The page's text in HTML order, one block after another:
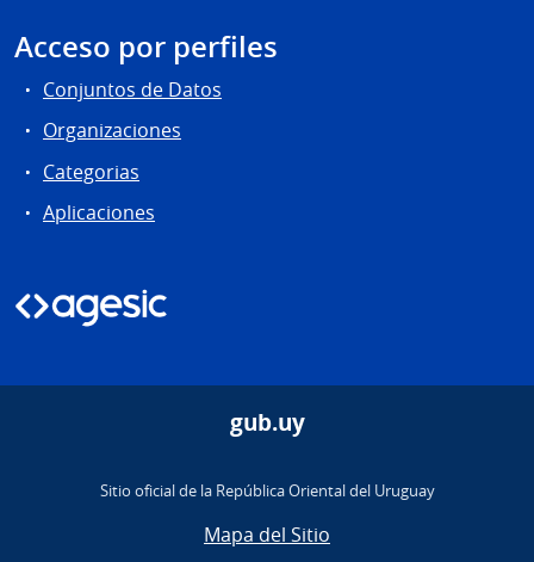
Acceso por perfiles
Conjuntos de Datos
Organizaciones
Categorias
Aplicaciones
gub.uy
Sitio oficial de la República Oriental del Uruguay
Mapa del Sitio